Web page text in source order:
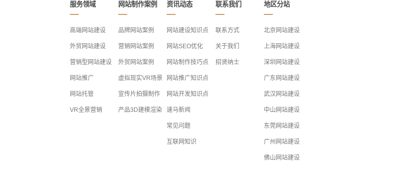
服务领域
高端网站建设
外贸网站建设
营销型网站建设
网站推广
网站托管
VR全景营销
网站制作案例
品牌网站案例
营销网站案例
外贸网站案例
虚拟现实VR场景
宣传片拍摄制作
产品3D建模渲染
资讯动态
网站建设知识点
网站SEO优化
网站制作技巧点
网站推广知识点
网站开发知识点
速马新闻
常见问题
互联网知识
联系我们
联系方式
关于我们
招贤纳士
地区分站
北京网站建设
上海网站建设
深圳网站建设
广东网站建设
武汉网站建设
中山网站建设
东莞网站建设
广州网站建设
佛山网站建设